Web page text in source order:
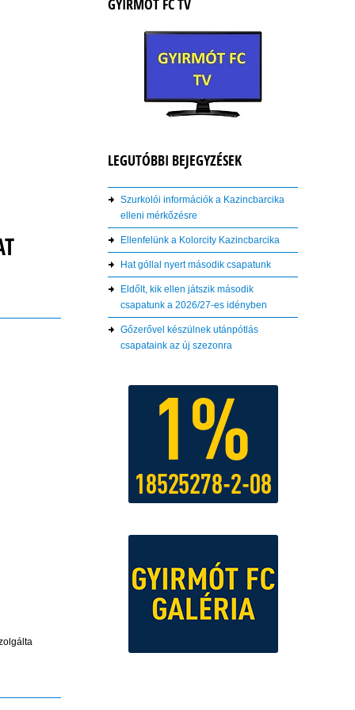
GYIRMÓT FC TV
LEGUTÓBBI BEJEGYZÉSEK
Szurkolói információk a Kazincbarcika
elleni mérkőzésre
Ellenfelünk a Kolorcity Kazincbarcika
Hat góllal nyert második csapatunk
Eldőlt, kik ellen játszik második
csapatunk a 2026/27-es idényben
Gőzerővel készülnek utánpótlás
csapataink az új szezonra